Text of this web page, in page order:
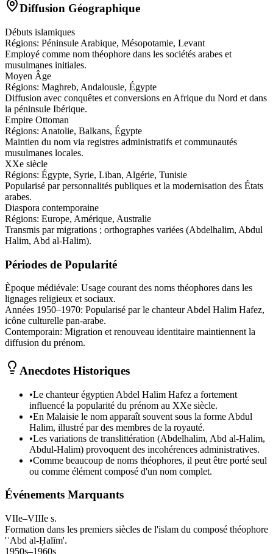
Diffusion Géographique
Débuts islamiques
Régions: Péninsule Arabique, Mésopotamie, Levant
Employé comme nom théophore dans les sociétés arabes et
musulmanes initiales.
Moyen Âge
Régions: Maghreb, Andalousie, Égypte
Diffusion avec conquêtes et conversions en Afrique du Nord et dans
la péninsule Ibérique.
Empire Ottoman
Régions: Anatolie, Balkans, Égypte
Maintien du nom via registres administratifs et communautés
musulmanes locales.
XXe siècle
Régions: Égypte, Syrie, Liban, Algérie, Tunisie
Popularisé par personnalités publiques et la modernisation des États
arabes.
Diaspora contemporaine
Régions: Europe, Amérique, Australie
Transmis par migrations ; orthographes variées (Abdelhalim, Abdul
Halim, Abd al-Halim).
Périodes de Popularité
Èpoque médiévale: Usage courant des noms théophores dans les
lignages religieux et sociaux.
Années 1950–1970: Popularisé par le chanteur Abdel Halim Hafez,
icône culturelle pan-arabe.
Contemporain: Migration et renouveau identitaire maintiennent la
diffusion du prénom.
Anecdotes Historiques
•Le chanteur égyptien Abdel Halim Hafez a fortement
influencé la popularité du prénom au XXe siècle.
•En Malaisie le nom apparaît souvent sous la forme Abdul
Halim, illustré par des membres de la royauté.
•Les variations de translittération (Abdelhalim, Abd al‑Halim,
Abdul‑Halim) provoquent des incohérences administratives.
•Comme beaucoup de noms théophores, il peut être porté seul
ou comme élément composé d'un nom complet.
Événements Marquants
VIIe–VIIIe s.
Formation dans les premiers siècles de l'islam du composé théophore
'ʿAbd al-Ḥalīm'.
1950s–1960s